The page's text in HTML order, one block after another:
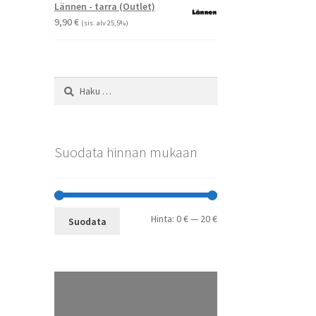
Lännen - tarra (Outlet)
9,90€ (sis. alv 25,5%)
Haku:
Suodata hinnan mukaan
Minimihinta
Maksimihinta
Suodata Hinta: 0 €— 20 €